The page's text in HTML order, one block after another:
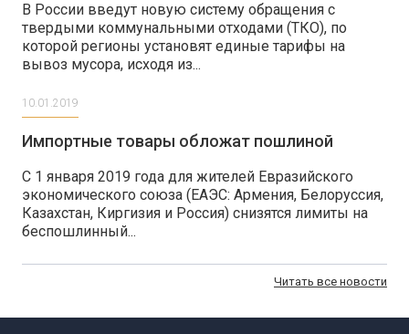
В России введут новую систему обращения с
твердыми коммунальными отходами (ТКО), по
которой регионы установят единые тарифы на
вывоз мусора, исходя из...
10.01.2019
Импортные товары обложат пошлиной
С 1 января 2019 года для жителей Евразийского
экономического союза (ЕАЭС: Армения, Белоруссия,
Казахстан, Киргизия и Россия) снизятся лимиты на
беспошлинный...
Читать все новости